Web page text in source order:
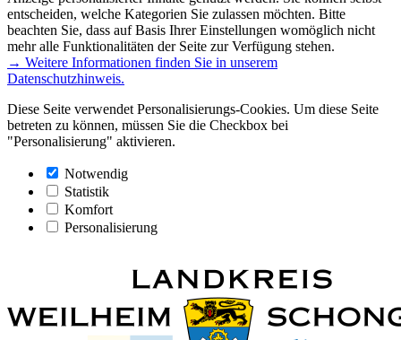
entscheiden, welche Kategorien Sie zulassen möchten. Bitte
beachten Sie, dass auf Basis Ihrer Einstellungen womöglich nicht
mehr alle Funktionalitäten der Seite zur Verfügung stehen.
→ Weitere Informationen finden Sie in unserem
Datenschutzhinweis.
Diese Seite verwendet Personalisierungs-Cookies. Um diese Seite
betreten zu können, müssen Sie die Checkbox bei
"Personalisierung" aktivieren.
Notwendig
Statistik
Komfort
Personalisierung